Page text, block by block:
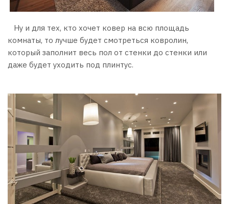
Ну и для тех, кто хочет ковер на всю площадь
комнаты, то лучше будет смотреться ковролин,
который заполнит весь пол от стенки до стенки или
даже будет уходить под плинтус.